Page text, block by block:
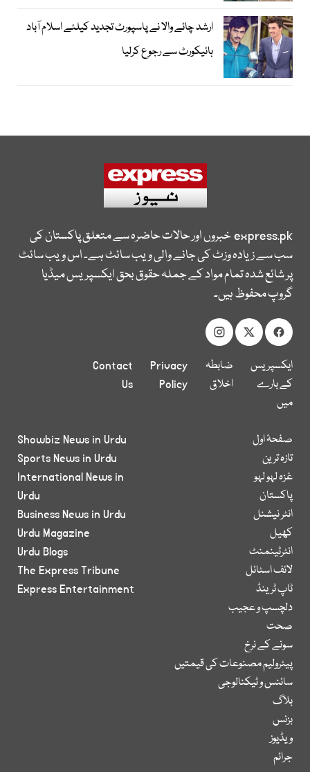
ارشد چائے والا نے پاسپورٹ تجدید کیلئے اسلام آباد
ہائیکورٹ سے رجوع کرلیا
express.pkخبروں اور حالات حاضرہ سے متعلق پاکستان کی
سب سے زیادہ وزٹ کی جانے والی ویب سائٹ ہے۔ اس ویب سائٹ
پر شائع شدہ تمام مواد کے جملہ حقوق بحق ایکسپریس میڈیا
گروپ محفوظ ہیں۔
ایکسپریس
کے بارے
میں
ضابطہ
اخلاق
Privacy
Policy
Contact
Us
صفحۂ اول
تازہ ترین
غزہ لہو لہو
پاکستان
انٹر نیشنل
کھیل
انٹرٹینمنٹ
لائف اسٹائل
ٹاپ ٹرینڈ
دلچسپ و عجیب
صحت
سونے کے نرخ
پیٹرولیم مصنوعات کی قیمتیں
سائنس و ٹیکنالوجی
بلاگ
بزنس
ویڈیوز
جرائم
Showbiz News in Urdu
Sports News in Urdu
International News in
Urdu
Business News in Urdu
Urdu Magazine
Urdu Blogs
The Express Tribune
Express Entertainment